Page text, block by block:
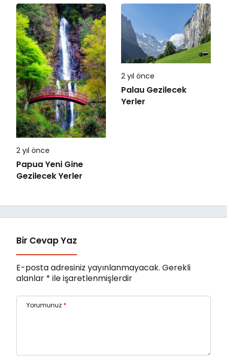
2 yıl önce
Papua Yeni Gine
Gezilecek Yerler
2 yıl önce
Palau Gezilecek
Yerler
Bir Cevap Yaz
E-posta adresiniz yayınlanmayacak. Gerekli
alanlar * ile işaretlenmişlerdir
Yorumunuz *